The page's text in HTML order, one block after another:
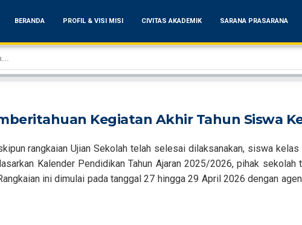
BERANDA PROFIL & VISI MISI CIVITAS AKADEMIK SARANA PRASARANA
Kegiatan Akhir Tahun Siswa
rangkaian Ujian Sekolah telah selesai dilaksanakan, siswa
Kalender Pendidikan Tahun Ajaran 2025/2026, pihak
ini dimulai pada tanggal 27 hingga 29 April 2026 dengan